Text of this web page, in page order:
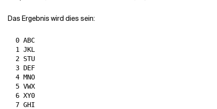
Das Ergebnis wird dies sein:
  0 ABC
  1 JKL
  2 STU
  3 DEF
  4 MNO
  5 VWX
  6 XY0
  7 GHI